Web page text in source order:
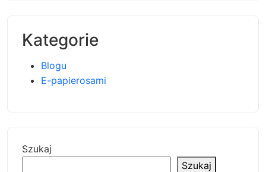
Kategorie
Blogu
E-papierosami
Szukaj
Szukaj